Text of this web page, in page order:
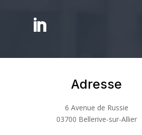
Adresse
6 Avenue de Russie
03700 Bellerive-sur-Allier